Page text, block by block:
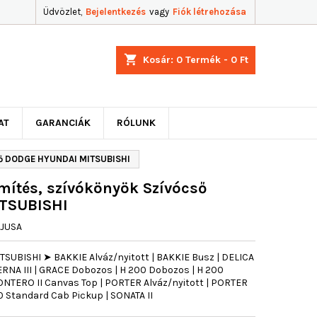
Üdvözlet, Bejelentkezés vagy Fiók létrehozása
shopping_cart Kosár: 0 Termék - 0 Ft
GARANCIÁK RÓLUNK
HYUNDAI MITSUBISHI
szívókönyök Szívócső
➤ BAKKIE Alváz/nyitott | BAKKIE Busz | DELICA
III | GRACE Dobozos | H 200 Dobozos | H 200
II Canvas Top | PORTER Alváz/nyitott | PORTER
Standard Cab Pickup | SONATA II